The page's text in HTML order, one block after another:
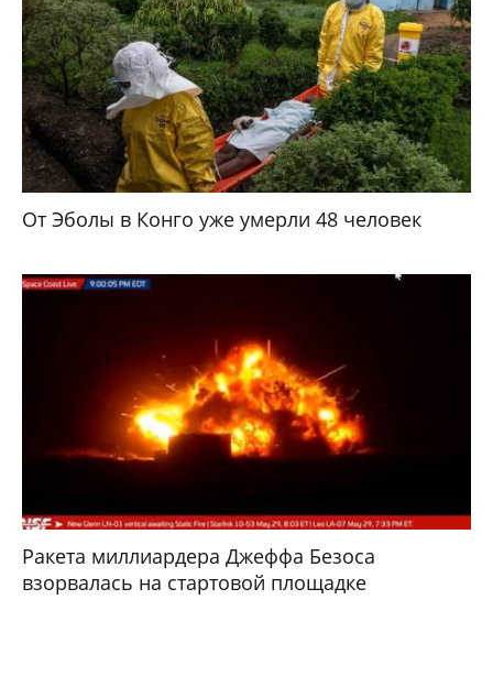
От Эболы в Конго уже умерли 48 человек
Ракета миллиардера Джеффа Безоса
взорвалась на стартовой площадке